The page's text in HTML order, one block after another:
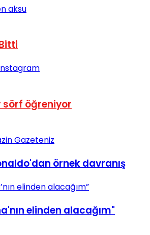
sörf öğreniyor
örnek davranış
elinden alacağım"